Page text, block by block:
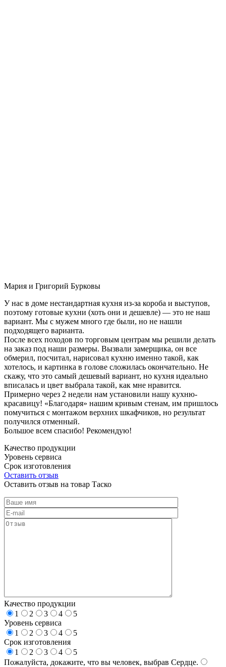
Мария и Григорий Бурковы
У нас в доме нестандартная кухня из-за короба и выступов,
поэтому готовые кухни (хоть они и дешевле) — это не наш
вариант. Мы с мужем много где были, но не нашли
подходящего варианта.
После всех походов по торговым центрам мы решили делать
на заказ под наши размеры. Вызвали замерщика, он все
обмерил, посчитал, нарисовал кухню именно такой, как
хотелось, и картинка в голове сложилась окончательно. Не
скажу, что это самый дешевый вариант, но кухня идеально
вписалась и цвет выбрала такой, как мне нравится.
Примерно через 2 недели нам установили нашу кухню-
красавицу! «Благодаря» нашим кривым стенам, им пришлось
помучиться с монтажом верхних шкафчиков, но результат
получился отменный.
Большое всем спасибо! Рекомендую!
Качество продукции
Уровень сервиса
Срок изготовления
Оставить отзыв
Оставить отзыв на товар Таско
Качество продукции
1
2 3 4
5
Уровень сервиса
1
2 3 4
5
Срок изготовления
1
2 3 4
5
Пожалуйста, докажите, что вы человек, выбрав Сердце.